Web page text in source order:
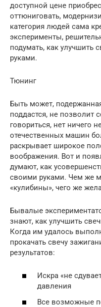
доступной цене
оттюниговать,
категория людей сама
эксперименты,
подумать, как улучшить
руками.
Тюнинг
Быть может,
поддастся, не позволит
говориться, нет ничего
отечественных машин
раскрывает широкое
воображения. Вот и
думают, как
своими руками. Чем же
«кулибины», чего же
Бывалые
знают, как улучшить
Когда им удалось
прокачать свечу
результатов:
Искра «не
давления
Все возможные